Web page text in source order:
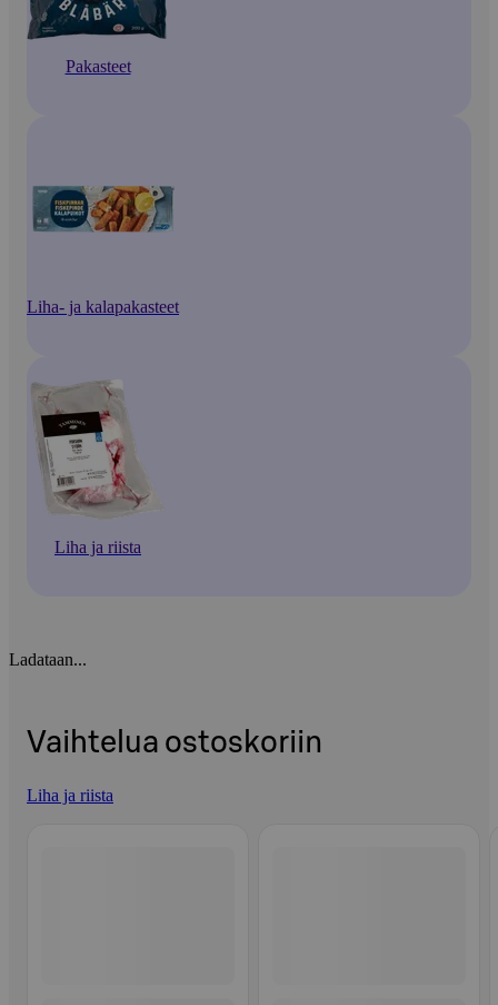
Pakasteet
Liha- ja kalapakasteet
Liha ja riista
Ladataan...
Vaihtelua ostoskoriin
Liha ja riista